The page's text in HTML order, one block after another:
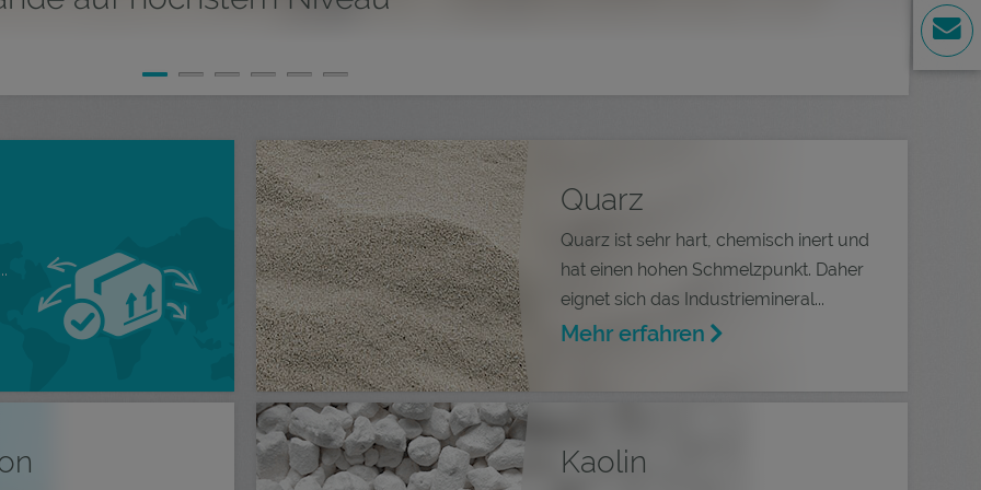
Quarz
Quarz ist sehr hart, chemisch inert und
hat einen hohen Schmelzpunkt. Daher
eignet sich das Industriemineral...
Mehr erfahren
Kaolin